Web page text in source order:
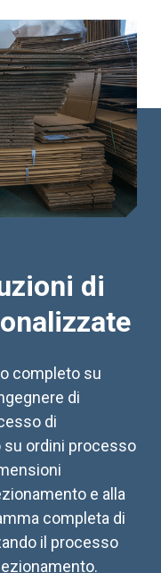
di
completo su
di
di
ordini processo
e alla
completa di
il processo